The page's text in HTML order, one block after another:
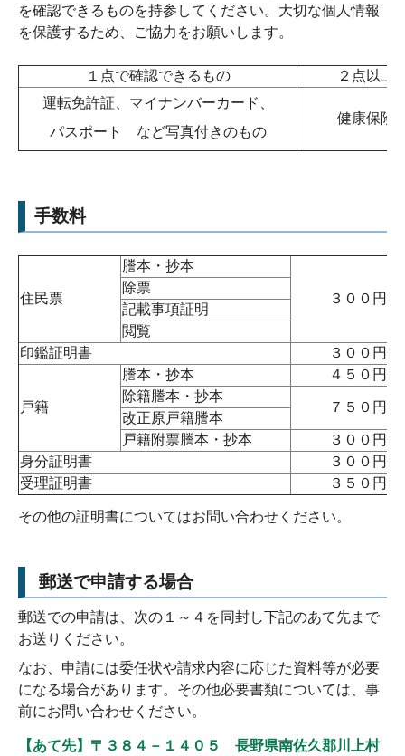
を確認できるものを持参してください。大切な個人情報
を保護するため、ご協力をお願いします。
１点で確認できるもの
２点以上
運転免許証、マイナンバーカード、
パスポート など写真付きのもの
健康保険
手数料
住民票
謄本・抄本
３００円
除票
記載事項証明
閲覧
印鑑証明書
３００円
戸籍
謄本・抄本
４５０円
除籍謄本・抄本
７５０円
改正原戸籍謄本
戸籍附票謄本・抄本
３００円
身分証明書
３００円
受理証明書
３５０円
その他の証明書についてはお問い合わせください。
郵送で申請する場合
郵送での申請は、次の１～４を同封し下記のあて先まで
お送りください。
なお、申請には委任状や請求内容に応じた資料等が必要
になる場合があります。その他必要書類については、事
前にお問い合わせください。
【あて先】〒３８４－１４０５ 長野県南佐久郡川上村